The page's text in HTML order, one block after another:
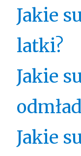
Jakie
latki?
Jakie
Jakie